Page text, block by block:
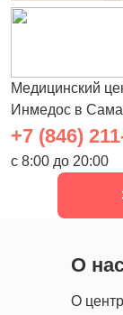
Медицинский
Инмедос в
+7 (846)
с 8:00 до 20:00
О
О